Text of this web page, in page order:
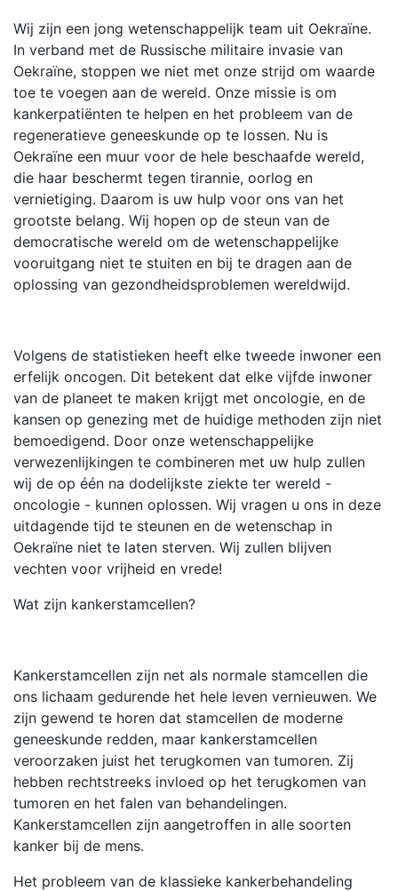
Wij zijn een jong wetenschappelijk team uit Oekraïne.
In verband met de Russische militaire invasie van
Oekraïne, stoppen we niet met onze strijd om waarde
toe te voegen aan de wereld. Onze missie is om
kankerpatiënten te helpen en het probleem van de
regeneratieve geneeskunde op te lossen. Nu is
Oekraïne een muur voor de hele beschaafde wereld,
die haar beschermt tegen tirannie, oorlog en
vernietiging. Daarom is uw hulp voor ons van het
grootste belang. Wij hopen op de steun van de
democratische wereld om de wetenschappelijke
vooruitgang niet te stuiten en bij te dragen aan de
oplossing van gezondheidsproblemen wereldwijd.
Volgens de statistieken heeft elke tweede inwoner een
erfelijk oncogen. Dit betekent dat elke vijfde inwoner
van de planeet te maken krijgt met oncologie, en de
kansen op genezing met de huidige methoden zijn niet
bemoedigend. Door onze wetenschappelijke
verwezenlijkingen te combineren met uw hulp zullen
wij de op één na dodelijkste ziekte ter wereld -
oncologie - kunnen oplossen. Wij vragen u ons in deze
uitdagende tijd te steunen en de wetenschap in
Oekraïne niet te laten sterven. Wij zullen blijven
vechten voor vrijheid en vrede!
Wat zijn kankerstamcellen?
Kankerstamcellen zijn net als normale stamcellen die
ons lichaam gedurende het hele leven vernieuwen. We
zijn gewend te horen dat stamcellen de moderne
geneeskunde redden, maar kankerstamcellen
veroorzaken juist het terugkomen van tumoren. Zij
hebben rechtstreeks invloed op het terugkomen van
tumoren en het falen van behandelingen.
Kankerstamcellen zijn aangetroffen in alle soorten
kanker bij de mens.
Het probleem van de klassieke kankerbehandeling